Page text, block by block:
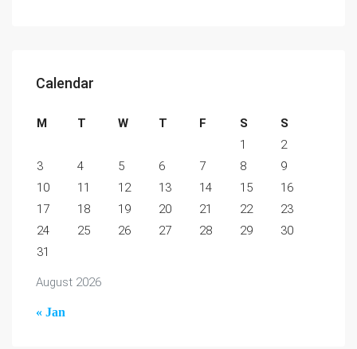
Calendar
August 2026
M T W T F S
S
1
2
3
4 5 6 7 8
9
10
11 12 13 14 15
16
17
18 19 20 21 22
23
24
25 26 27 28 29
30
31
« Jan